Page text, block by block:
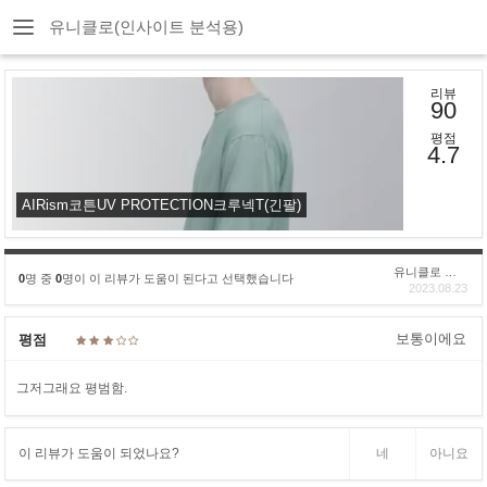
유니클로(인사이트 분석용)
AIRism코튼UV PROTECTION크루넥T(긴팔)
리뷰
90
평점
4.7
0명 중 0명이 이 리뷰가 도움이 된다고 선택했습니다
2023.08.23
평점 보통이에요
그저그래요 평범함.
이 리뷰가 도움이 되었나요? 네 아니요